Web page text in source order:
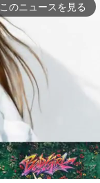
このニュースを見る